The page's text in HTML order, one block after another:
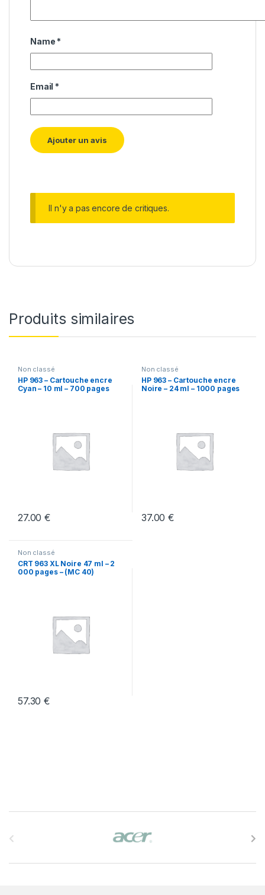
Name *
Email *
Il n'y a pas encore de critiques.
Produits similaires
Non classé
HP 963 – Cartouche encre
Cyan – 10 ml – 700 pages
27.00€
Non classé
HP 963 – Cartouche encre
Noire – 24 ml – 1000 pages
37.00€
Non classé
CRT 963 XL Noire 47 ml – 2
000 pages – (MC 40)
57.30€